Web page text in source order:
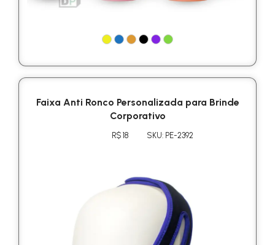
Faixa Anti Ronco Personalizada para Brinde
Corporativo
R$ 18 SKU: PE-2392